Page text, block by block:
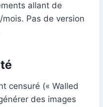
allant de
/mois. Pas de version
censuré (« Walled
des images